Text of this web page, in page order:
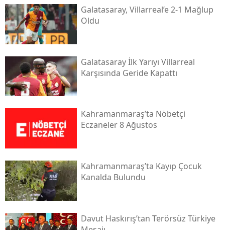
Galatasaray, Villarreal’e 2-1 Mağlup
Oldu
Galatasaray İlk Yarıyı Villarreal
Karşısında Geride Kapattı
Kahramanmaraş’ta Nöbetçi
Eczaneler 8 Ağustos
Kahramanmaraş’ta Kayıp Çocuk
Kanalda Bulundu
Davut Haskırış’tan Terörsüz Türkiye